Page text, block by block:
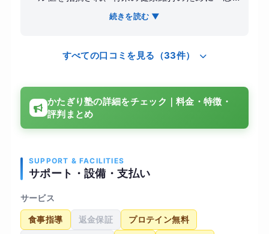
発起して自宅近くにあるこちらの店舗に通い始め
設定が最大の魅力です。トレーナーの方の指導も
にレベルを上げていってくれました。アロマの香
りが漂う清潔感のある空間で、毎回リフレッシュ
しながら体を動かすことができました。 【結果・
変化】通い始めて5ヶ月が経過し、体重は5キロ落
健康診断が楽しみになるほど体調が良く、コスパ
を重視しながら長く運動を続けたい自分にとって
最適な選択肢だったと確信しています。
続きを読む ▼
すべての口コミを見る（33件）
かたぎり塾の詳細をチェック｜料金・特徴・
評判まとめ
SUPPORT & FACILITIES
サポート・設備・支払い
サービス
食事指導 返金保証 プロテイン無料